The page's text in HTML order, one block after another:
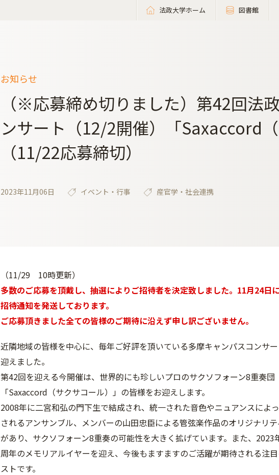
法政大学ホーム 図書館
お知らせ
（※応募締め切りました）第42回法
ンサート（12/2開催）「Saxaccord
（11/22応募締切）
2023年11月06日 イベント・行事 産官学・社会連携
（11/29 10時更新）
多数のご応募を頂戴し、抽選によりご招待者を決定致しました。11月24日
招待通知を発送しております。
ご応募頂きました全ての皆様のご期待に沿えず申し訳ございません。
近隣地域の皆様を中心に、毎年ご好評を頂いている多摩キャンパスコンサ
迎えました。
第42回を迎える今開催は、世界的にも珍しいプロのサクソフォーン8重奏団
「Saxaccord（サクサコール）」の皆様をお迎えします。
2008年に二宮和弘の門下生で結成され、統一された音色やニュアンスによ
されるアンサンブル、メンバーの山田忠臣による管弦楽作品のオリジナリ
があり、サクソフォーン8重奏の可能性を大きく拡げています。また、2023
周年のメモリアルイヤーを迎え、今後もますますのご活躍が期待される注
ストです。